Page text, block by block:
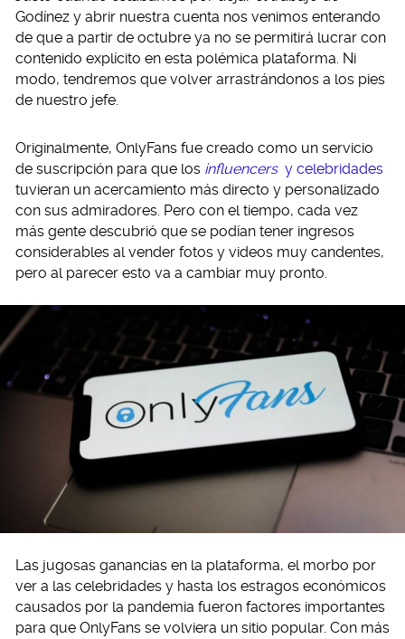
Godínez y abrir nuestra cuenta nos venimos enterando
de que a partir de octubre ya no se permitirá lucrar con
contenido explícito en esta polémica plataforma. Ni
modo, tendremos que volver arrastrándonos a los pies
de nuestro jefe.
Originalmente, OnlyFans fue creado como un servicio
de suscripción para que los influencers y celebridades
tuvieran un acercamiento más directo y personalizado
con sus admiradores. Pero con el tiempo, cada vez
más gente descubrió que se podían tener ingresos
considerables al vender fotos y videos muy candentes,
pero al parecer esto va a cambiar muy pronto.
Las jugosas ganancias en la plataforma, el morbo por
ver a las celebridades y hasta los estragos económicos
causados por la pandemia fueron factores importantes
para que OnlyFans se volviera un sitio popular. Con más